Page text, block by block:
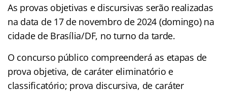
As provas objetivas e discursivas serão realizadas
na data de 17 de novembro de 2024 (domingo) na
cidade de Brasília/DF, no turno da tarde.
O concurso público compreenderá as etapas de
prova objetiva, de caráter eliminatório e
classificatório; prova discursiva, de caráter